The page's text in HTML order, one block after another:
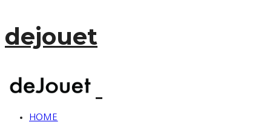
dejouet
HOME